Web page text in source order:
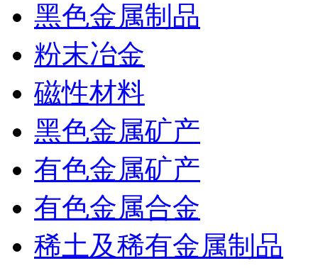
黑色金属制品
粉末冶金
磁性材料
黑色金属矿产
有色金属矿产
有色金属合金
稀土及稀有金属制品